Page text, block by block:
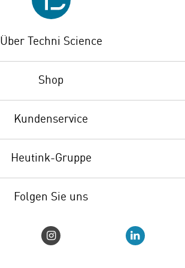
Über Techni Science
Shop
Kundenservice
Heutink-Gruppe
Folgen Sie uns